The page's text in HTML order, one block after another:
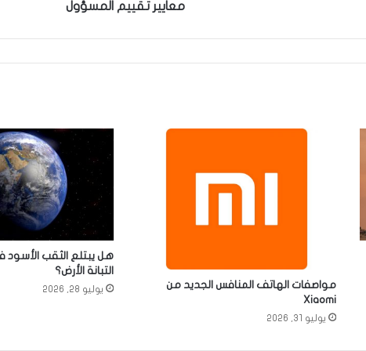
معايير تقييم المسؤول
مواصفات الهاتف المنافس الجديد من
Xiaomi
يوليو 31, 2026
هل يبتلع الثقب
التبانة الأرض؟
يوليو 28, 2026